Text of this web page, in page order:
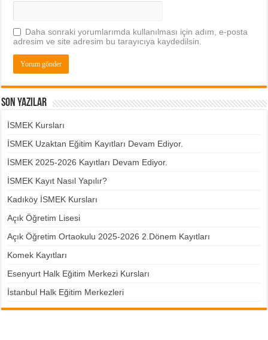
Daha sonraki yorumlarımda kullanılması için adım, e-posta
adresim ve site adresim bu tarayıcıya kaydedilsin.
Son Yazılar
İSMEK Kursları
İSMEK Uzaktan Eğitim Kayıtları Devam Ediyor.
İSMEK 2025-2026 Kayıtları Devam Ediyor.
İSMEK Kayıt Nasıl Yapılır?
Kadıköy İSMEK Kursları
Açık Öğretim Lisesi
Açık Öğretim Ortaokulu 2025-2026 2.Dönem Kayıtları
Komek Kayıtları
Esenyurt Halk Eğitim Merkezi Kursları
İstanbul Halk Eğitim Merkezleri